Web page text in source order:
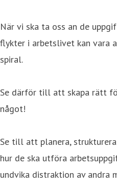
När vi ska ta oss an de
flykter i arbetslivet kan vara
spiral.
Se därför till att skapa rätt
något!
Se till att planera,
hur de ska utföra
undvika distraktion av andra